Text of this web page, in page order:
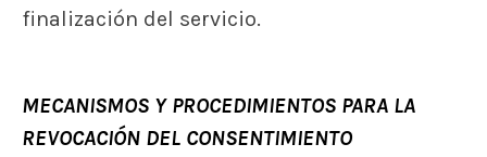
finalización del servicio.
MECANISMOS Y PROCEDIMIENTOS PARA LA
REVOCACIÓN DEL CONSENTIMIENTO